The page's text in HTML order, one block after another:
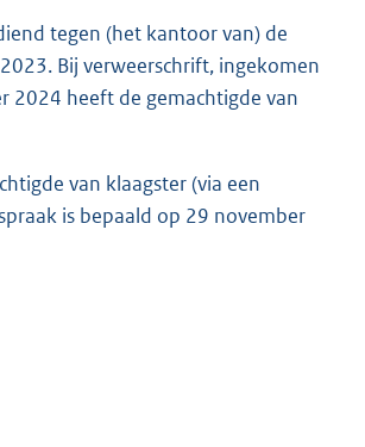
tegen (het kantoor van) de
Bij verweerschrift, ingekomen
2024 heeft de gemachtigde van
van klaagster (via een
is bepaald op 29 november